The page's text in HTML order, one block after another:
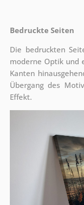
Bedruckte Seiten
Die bedruckten
moderne Optik und
Kanten
Übergang des
Effekt.